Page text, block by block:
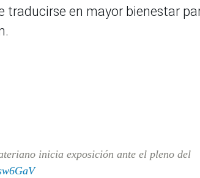
traducirse en mayor bienestar
inicia exposición ante el pleno del